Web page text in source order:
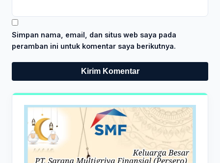
Simpan nama, email, dan situs web saya pada
peramban ini untuk komentar saya berikutnya.